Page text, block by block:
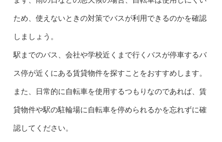
ため、使えないときの対策でバスが利用できるのかを確認
しましょう。
駅までのバス、会社や学校近くまで行くバスが停車するバ
ス停が近くにある賃貸物件を探すことをおすすめします。
また、日常的に自転車を使用するつもりなのであれば、賃
貸物件や駅の駐輪場に自転車を停められるかを忘れずに確
認してください。